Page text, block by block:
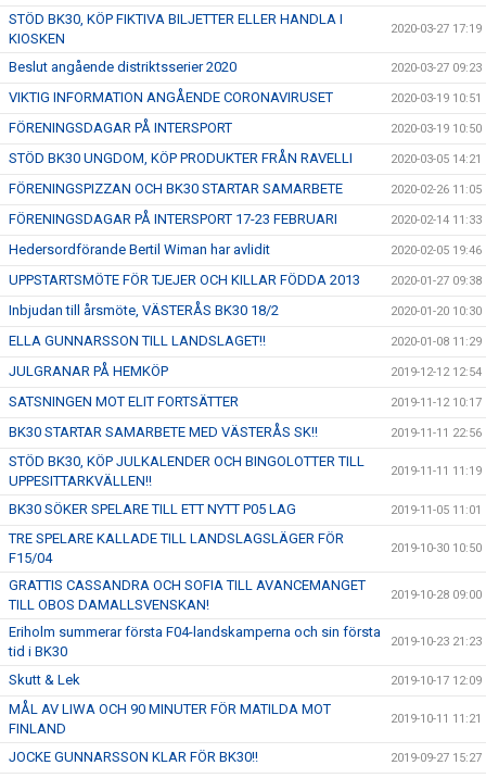
STÖD BK30, KÖP FIKTIVA BILJETTER ELLER HANDLA I
KIOSKEN
2020-03-27 17:19
Beslut angående distriktsserier 2020 2020-03-27 09:23
VIKTIG INFORMATION ANGÅENDE CORONAVIRUSET 2020-03-19 10:51
FÖRENINGSDAGAR PÅ INTERSPORT 2020-03-19 10:50
STÖD BK30 UNGDOM, KÖP PRODUKTER FRÅN RAVELLI 2020-03-05 14:21
FÖRENINGSPIZZAN OCH BK30 STARTAR SAMARBETE 2020-02-26 11:05
FÖRENINGSDAGAR PÅ INTERSPORT 17-23 FEBRUARI 2020-02-14 11:33
Hedersordförande Bertil Wiman har avlidit 2020-02-05 19:46
UPPSTARTSMÖTE FÖR TJEJER OCH KILLAR FÖDDA 2013 2020-01-27 09:38
Inbjudan till årsmöte, VÄSTERÅS BK30 18/2 2020-01-20 10:30
ELLA GUNNARSSON TILL LANDSLAGET!! 2020-01-08 11:29
JULGRANAR PÅ HEMKÖP 2019-12-12 12:54
SATSNINGEN MOT ELIT FORTSÄTTER 2019-11-12 10:17
BK30 STARTAR SAMARBETE MED VÄSTERÅS SK!! 2019-11-11 22:56
STÖD BK30, KÖP JULKALENDER OCH BINGOLOTTER TILL
UPPESITTARKVÄLLEN!!
2019-11-11 11:19
BK30 SÖKER SPELARE TILL ETT NYTT P05 LAG 2019-11-05 11:01
TRE SPELARE KALLADE TILL LANDSLAGSLÄGER FÖR
F15/04
2019-10-30 10:50
GRATTIS CASSANDRA OCH SOFIA TILL AVANCEMANGET
TILL OBOS DAMALLSVENSKAN!
2019-10-28 09:00
Eriholm summerar första F04-landskamperna och sin första
tid i BK30
2019-10-23 21:23
Skutt & Lek 2019-10-17 12:09
MÅL AV LIWA OCH 90 MINUTER FÖR MATILDA MOT
FINLAND
2019-10-11 11:21
JOCKE GUNNARSSON KLAR FÖR BK30!! 2019-09-27 15:27